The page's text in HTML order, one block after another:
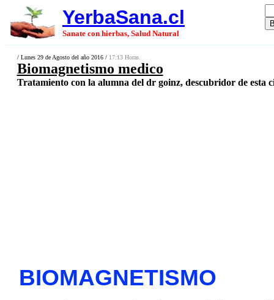
YerbaSana.cl
Sanate con hierbas, Salud Natural
/ Lunes 29 de Agosto del año 2016 / 17:13 Horas.
Biomagnetismo medico
Tratamiento con la alumna del dr goinz, descubridor de esta
BIOMAGNETISMO